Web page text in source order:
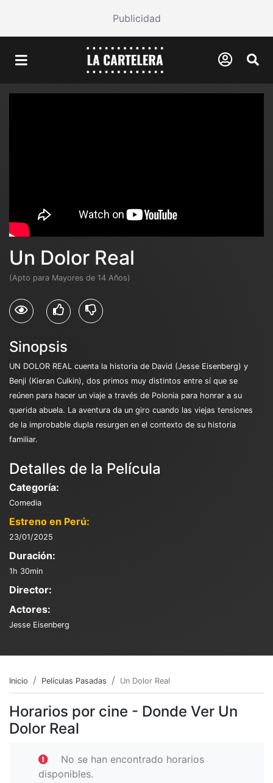
Publicidad
Un Dolor Real
(Apto para Mayores de 14 Años)
Sinopsis
UN DOLOR REAL cuenta la historia de David (Jesse Eisenberg) y
Benji (Kieran Culkin), dos primos muy distintos entre sí que se
reúnen para hacer un viaje a través de Polonia para honrar a su
querida abuela. La aventura da un giro cuando las viejas tensiones
de la improbable dupla resurgen en el contexto de su historia
familiar.
Detalles de la Película
Categoría:
Comedia
Estreno en Perú:
23/01/2025
Duración:
1h 30min
Director:
Actores:
Jesse Eisenberg
Inicio Películas Pasadas Un Dolor Real
Horarios por cine - Donde Ver Un
Dolor Real
No se han encontrado horarios
disponibles.